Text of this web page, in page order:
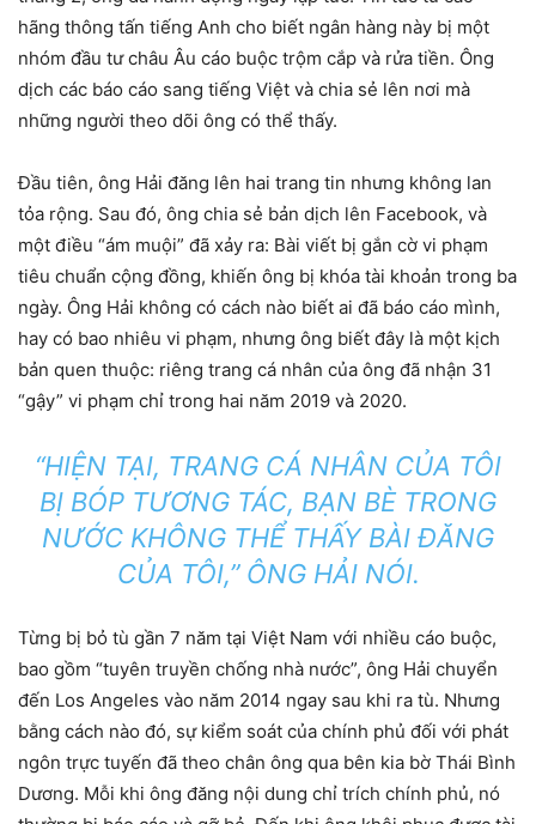
hãng thông tấn tiếng Anh cho biết ngân hàng này bị một
nhóm đầu tư châu Âu cáo buộc trộm cắp và rửa tiền. Ông
dịch các báo cáo sang tiếng Việt và chia sẻ lên nơi mà
những người theo dõi ông có thể thấy.
Đầu tiên, ông Hải đăng lên hai trang tin nhưng không lan
tỏa rộng. Sau đó, ông chia sẻ bản dịch lên Facebook, và
một điều “ám muội” đã xảy ra: Bài viết bị gắn cờ vi phạm
tiêu chuẩn cộng đồng, khiến ông bị khóa tài khoản trong ba
ngày. Ông Hải không có cách nào biết ai đã báo cáo mình,
hay có bao nhiêu vi phạm, nhưng ông biết đây là một kịch
bản quen thuộc: riêng trang cá nhân của ông đã nhận 31
“gậy” vi phạm chỉ trong hai năm 2019 và 2020.
“HIỆN TẠI, TRANG CÁ NHÂN CỦA TÔI
BỊ BÓP TƯƠNG TÁC, BẠN BÈ TRONG
NƯỚC KHÔNG THỂ THẤY BÀI ĐĂNG
CỦA TÔI,” ÔNG HẢI NÓI.
Từng bị bỏ tù gần 7 năm tại Việt Nam với nhiều cáo buộc,
bao gồm “tuyên truyền chống nhà nước”, ông Hải chuyển
đến Los Angeles vào năm 2014 ngay sau khi ra tù. Nhưng
bằng cách nào đó, sự kiểm soát của chính phủ đối với phát
ngôn trực tuyến đã theo chân ông qua bên kia bờ Thái Bình
Dương. Mỗi khi ông đăng nội dung chỉ trích chính phủ, nó